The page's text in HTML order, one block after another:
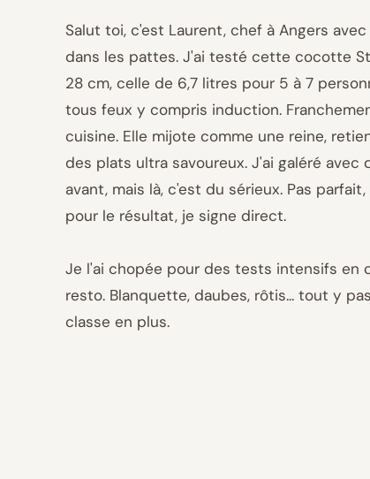
Salut toi, c'est Laurent, chef à Angers
dans les pattes. J'ai testé cette cocotte
28 cm, celle de 6,7 litres pour 5 à 7
tous feux y compris induction.
cuisine. Elle mijote comme une reine,
des plats ultra savoureux. J'ai galéré
avant, mais là, c'est du sérieux. Pas
pour le résultat, je signe direct.
Je l'ai chopée pour des tests intensifs en
resto. Blanquette, daubes, rôtis... tout y
classe en plus.